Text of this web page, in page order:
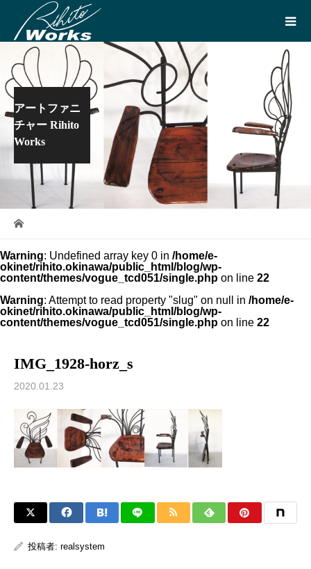
アートファニ
チャー Rihito
Works
Warning: Undefined array key 0 in /home/e-
okinet/rihito.okinawa/public_html/blog/wp-
content/themes/vogue_tcd051/single.php on line 22
Warning: Attempt to read property "slug" on null in /home/e-
okinet/rihito.okinawa/public_html/blog/wp-
content/themes/vogue_tcd051/single.php on line 22
IMG_1928-horz_s
2020.01.23
投稿者: realsystem